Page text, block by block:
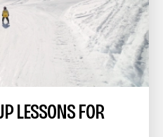
LESSONS FOR